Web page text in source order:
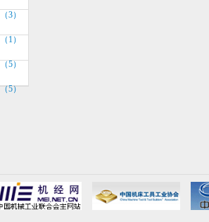
（3）
（1）
（5）
（5）